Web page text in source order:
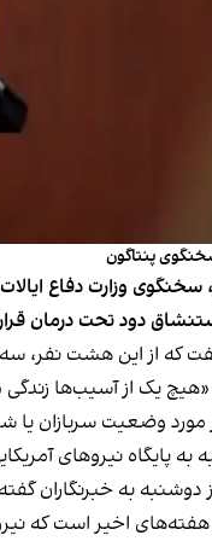
سخنگوی پنتاگون
دود تحت درمان
گفت که از این هشت نفر،
«هیچ یک از آسیب‌ها
مورد وضعیت سربازان یا
آمریکایی در شمال شرقی سوریه اصابت کرد. حدود
دوشنبه به خبرنگاران
هفته‌های اخیر است که